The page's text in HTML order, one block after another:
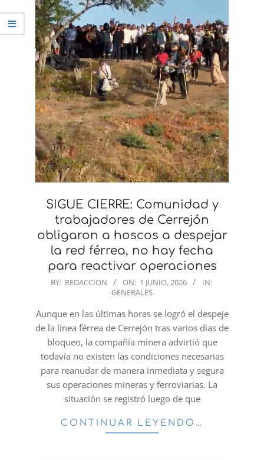
SIGUE CIERRE: Comunidad y
trabajadores de Cerrejón
obligaron a hoscos a despejar
la red férrea, no hay fecha
para reactivar operaciones
2026-
01
BY: REDACCION ON: 1 JUNIO, 2026
IN:
GENERALES
Aunque en las últimas horas se logró el despeje
de la línea férrea de Cerrejón tras varios días de
bloqueo, la compañía minera advirtió que
todavía no existen las condiciones necesarias
para reanudar de manera inmediata y segura
sus operaciones mineras y ferroviarias. La
situación se registró luego de que
CONTINUAR LEYENDO…